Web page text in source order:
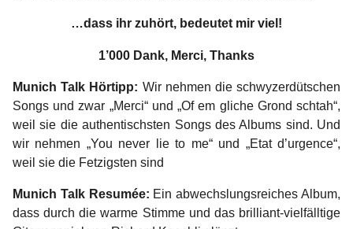
…dass ihr zuhört, bedeutet mir viel!
1’000 Dank, Merci, Thanks
Munich Talk Hörtipp: Wir nehmen die schwyzerdütschen
Songs und zwar „Merci“ und „Of em gliche Grond schtah“,
weil sie die authentischsten Songs des Albums sind. Und
wir nehmen „You never lie to me“ und „Etat d’urgence“,
weil sie die Fetzigsten sind
Munich Talk Resumée: Ein abwechslungsreiches Album,
dass durch die warme Stimme und das brilliant-vielfälltige